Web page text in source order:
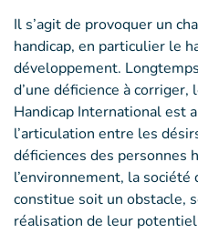
Il s’agit de provoquer un
handicap, en particulier le
développement.
d’une déficience à
Handicap International est
l’articulation entre les
déficiences des personnes
l’environnement, la
constitue soit un obstacle,
réalisation de leur